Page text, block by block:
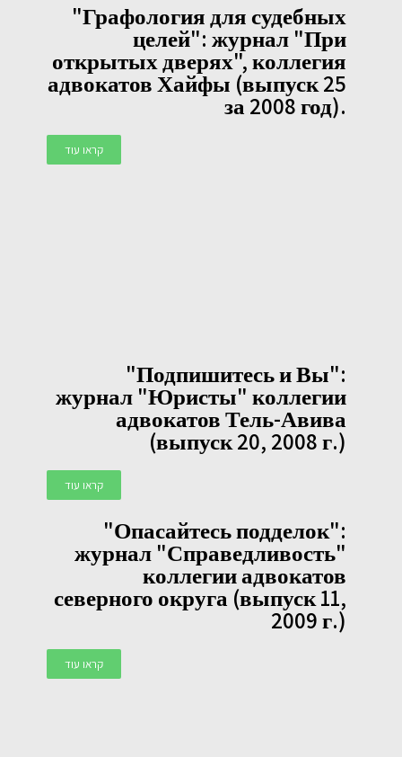
"Графология для судебных
целей": журнал "При
открытых дверях", коллегия
адвокатов Хайфы (выпуск 25
за 2008 год).
קראו עוד
"Подпишитесь и Вы":
журнал "Юристы" коллегии
адвокатов Тель-Авива
(выпуск 20, 2008 г.)
קראו עוד
"Опасайтесь подделок":
журнал "Справедливость"
коллегии адвокатов
северного округа (выпуск 11,
2009 г.)
קראו עוד